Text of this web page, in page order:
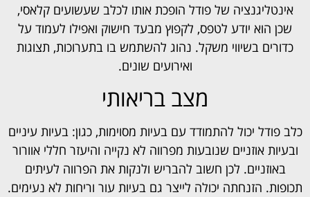
אינטליגנציה של פודל הופכת אותו לכלב שעשועים קלאסי,
שכן הוא יודע לטפס, לקפוץ מבעד חישוק ואפילו לעמוד על
כדורים בשיווי משקל. נהוג להשתמש בו בתערוכות, תצוגות
ואירועים שונים.
מצב בריאותי
כלב פודל יכול להתמודד עם בעיות מסוימות, כגון: בעיות עיניים
ובעיות אוזניים שנובעות מפרווה לא נקייה והיעזר חללי אוורור
באוזניים. לכן חשוב להבריש ולנקות את הפרווה לעיתים
תכופות. הזנחתה יכולה לייצר גם בעיות עור וריחות לא נעימים.